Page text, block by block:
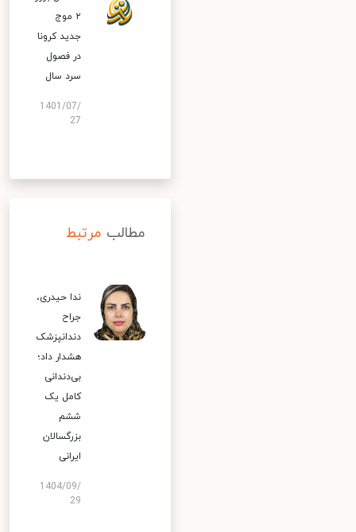
۲ موج
جدید کرونا
در فصول
سرد سال
1401/07/
27
مطالب مرتبط
ندا حیدری،
جراح
دندانپزشک
هشدار داد؛
بی‌دندانی
کامل یک
ششم
بزرگسالان
ایرانی
1404/09/
29